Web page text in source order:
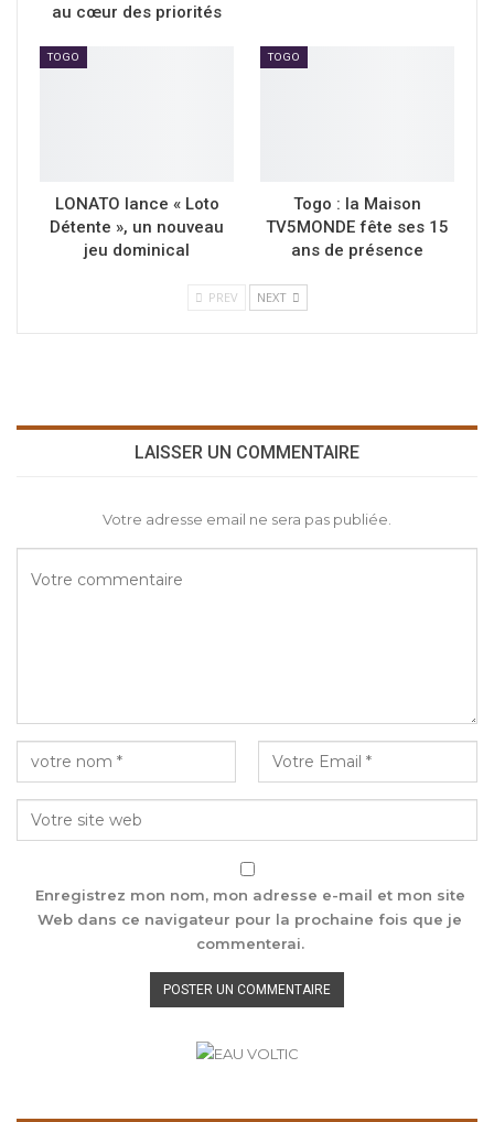
au cœur des priorités
TOGO
LONATO lance « Loto
Détente », un nouveau
jeu dominical
TOGO
Togo : la Maison
TV5MONDE fête ses 15
ans de présence
PREV NEXT
LAISSER UN COMMENTAIRE
Votre adresse email ne sera pas publiée.
Enregistrez mon nom, mon adresse e-mail et mon site
Web dans ce navigateur pour la prochaine fois que je
commenterai.